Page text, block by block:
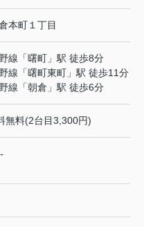
本町 １丁目
線 「曙町 」駅 徒歩8分
線 「曙町東町 」駅 徒歩11分
線 「朝倉 」駅 徒歩6分
無料(2台目3,300円)